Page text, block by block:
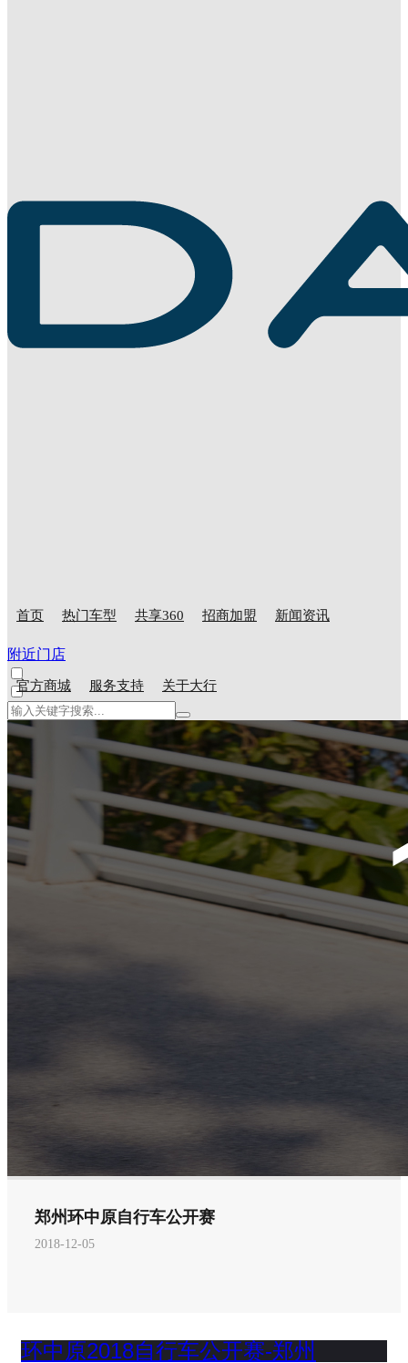
首页 热门车型 共享360 招商加盟 新闻资讯
官方商城 服务支持 关于大行
附近门店
郑州环中原自行车公开赛
2018-12-05
环中原2018自行车公开赛-郑州